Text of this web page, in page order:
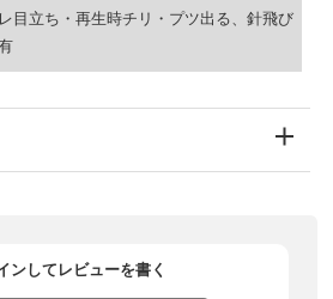
目立ち・再生時チリ・プツ出る、針飛び
ンしてレビューを書く